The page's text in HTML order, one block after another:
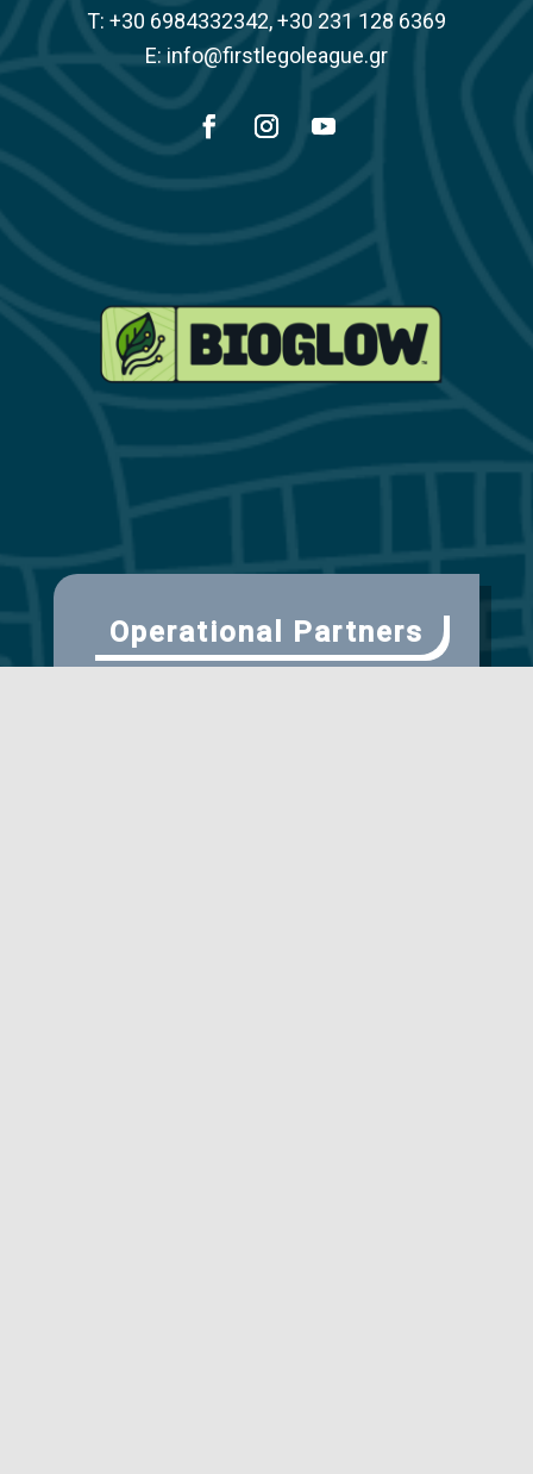
Τ: +30 6984332342, +30 231 128 6369
E: info@firstlegoleague.gr
Operational Partners